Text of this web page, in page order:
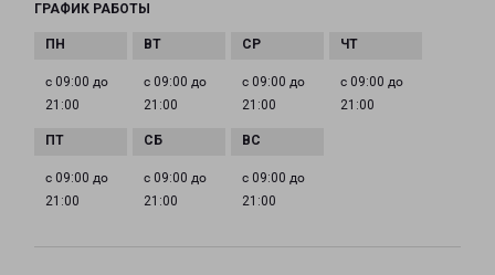
ГРАФИК РАБОТЫ
с 09:00 до
21:00
с 09:00 до
21:00
с 09:00 до
21:00
с 09:00 до
21:00
с 09:00 до
21:00
с 09:00 до
21:00
с 09:00 до
21:00